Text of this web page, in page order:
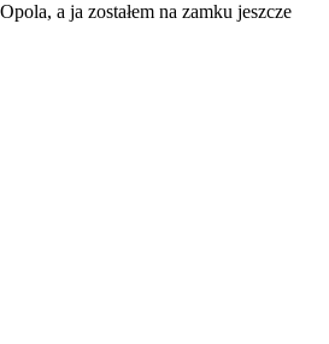
a ja zostałem na zamku jeszcze